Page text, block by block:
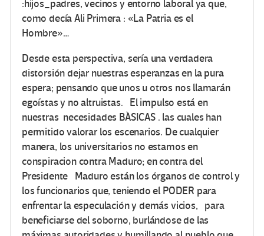
:hijos_padres, vecinos y entorno laboral ya que,
como decía Ali Primera : «La Patria es el
Hombre»…
Desde esta perspectiva, sería una verdadera
distorsión dejar nuestras esperanzas en la pura
espera; pensando que unos u otros nos llamarán
egoístas y no altruistas. El impulso está en
nuestras necesidades BÀSICAS . las cuales han
permitido valorar los escenarios. De cualquier
manera, los universitarios no estamos en
conspiracion contra Maduro; en contra del
Presidente Maduro están los órganos de control y
los funcionarios que, teniendo el PODER para
enfrentar la especulación y demás vicios, para
beneficiarse del soborno, burlándose de las